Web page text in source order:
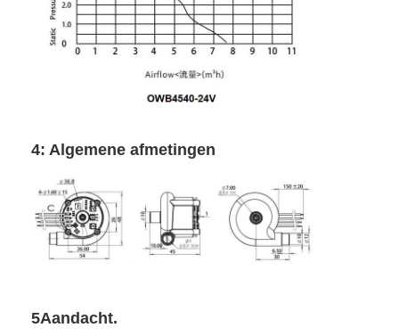
4: Algemene afmetingen
5Aandacht.